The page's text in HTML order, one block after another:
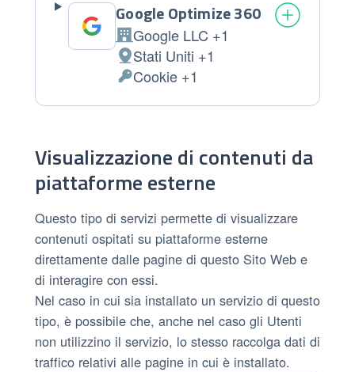
Google Optimize 360
Azienda:
Google LLC +1
Luogo del trattamento:
Stati Uniti +1
Dati Personali trattati:
Cookie +1
Visualizzazione di contenuti da
piattaforme esterne
Questo tipo di servizi permette di visualizzare
contenuti ospitati su piattaforme esterne
direttamente dalle pagine di questo Sito Web e
di interagire con essi.
Nel caso in cui sia installato un servizio di questo
tipo, è possibile che, anche nel caso gli Utenti
non utilizzino il servizio, lo stesso raccolga dati di
traffico relativi alle pagine in cui è installato.